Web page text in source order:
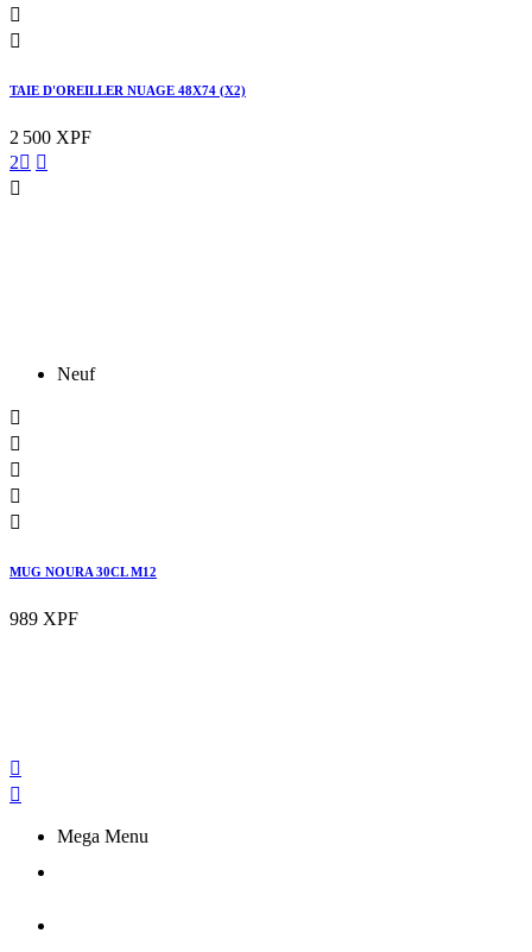


TAIE D'OREILLER NUAGE 48X74 (X2)
2 500 XPF
2 

Neuf





MUG NOURA 30CL M12
989 XPF


Mega Menu